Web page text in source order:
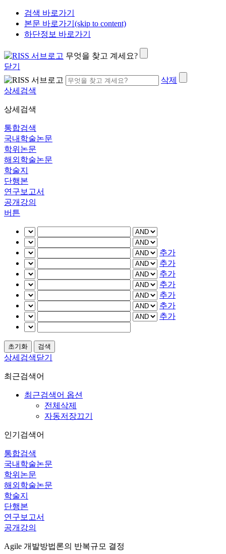
검색 바로가기
본문 바로가기(skip to content)
하단정보 바로가기
무엇을 찾고 계세요?
닫기
삭제
상세검색
상세검색
통합검색
국내학술논문
학위논문
해외학술논문
학술지
단행본
연구보고서
공개강의
버튼
추가
추가
추가
추가
추가
추가
추가
상세검색닫기
최근검색어
최근검색어 옵션
전체삭제
자동저장끄기
인기검색어
통합검색
국내학술논문
학위논문
해외학술논문
학술지
단행본
연구보고서
공개강의
Agile 개발방법론의 반복규모 결정